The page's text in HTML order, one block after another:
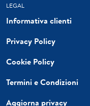
LEGAL
Informativa clienti
Privacy Policy
Cookie Policy
Termini e Condizioni
Aggiorna privacy